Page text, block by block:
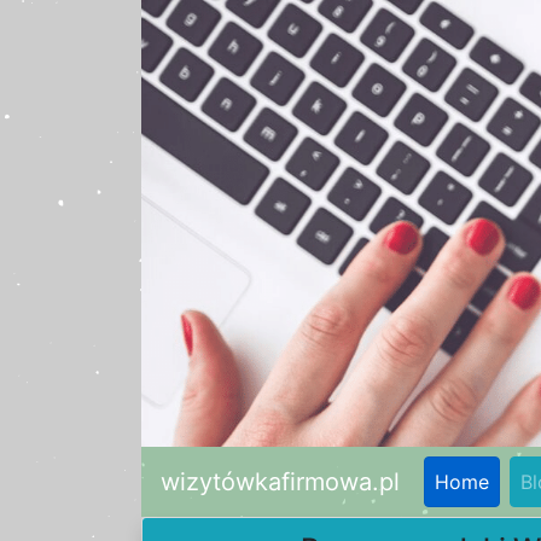
wizytówkafirmowa.pl Home